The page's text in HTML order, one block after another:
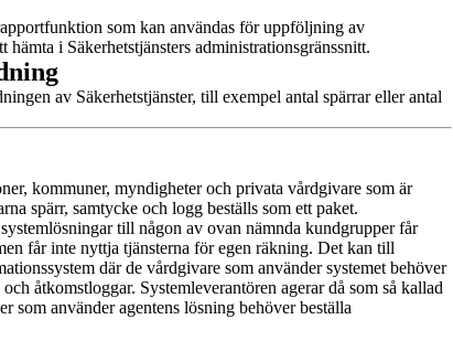
som kan användas för uppföljning av
hämta i Säkerhetstjänsters administrationsgränssnitt.
av Säkerhetstjänster, till exempel antal spärrar eller antal
kommuner, myndigheter och privata vårdgivare som är
spärr, samtycke och logg beställs som ett paket.
till någon av ovan nämnda kundgrupper får
får inte nyttja tjänsterna för egen räkning. Det kan till
där de vårdgivare som använder systemet behöver
åtkomstloggar. Systemleverantören agerar då som så kallad
som använder agentens lösning behöver beställa